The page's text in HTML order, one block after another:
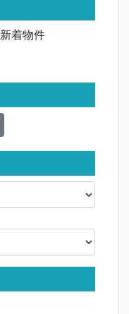
新着物件